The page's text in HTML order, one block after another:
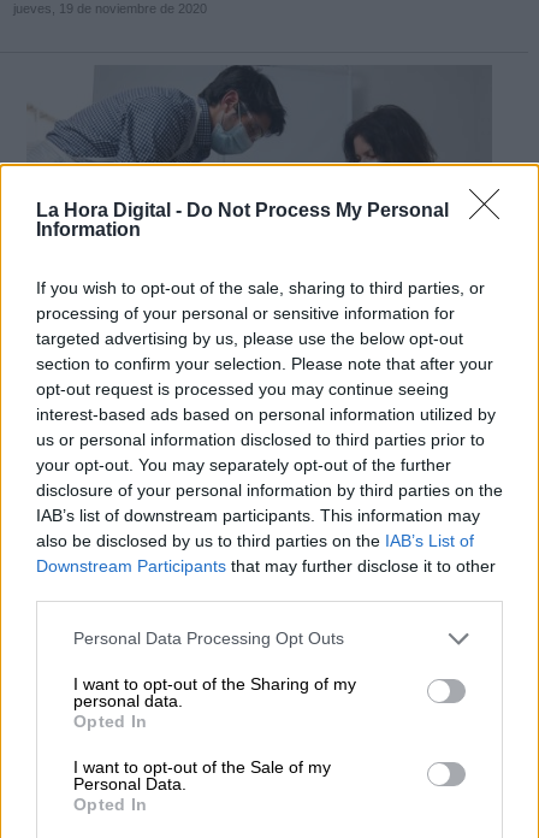
La Hora Digital - Do Not Process My Personal
Information
If you wish to opt-out of the sale, sharing to third parties, or
processing of your personal or sensitive information for
targeted advertising by us, please use the below opt-out
section to confirm your selection. Please note that after your
opt-out request is processed you may continue seeing
interest-based ads based on personal information utilized by
us or personal information disclosed to third parties prior to
your opt-out. You may separately opt-out of the further
disclosure of your personal information by third parties on the
IAB’s list of downstream participants. This information may
also be disclosed by us to third parties on the IAB’s List of
Downstream Participants that may further disclose it to other
Personal Data Processing Opt Outs
I want to opt-out of the Sharing of my
personal data.
Opted In
I want to opt-out of the Sale of my
Personal Data.
Opted In
jueves, 19 de noviembre de 2020
AstraZeneca anuncia una eficacia de
su vacuna de entre el 62% y el 90%
Por Jose Luis Martín
Más artículos de este autor
lunes, 23 de noviembre de 2020